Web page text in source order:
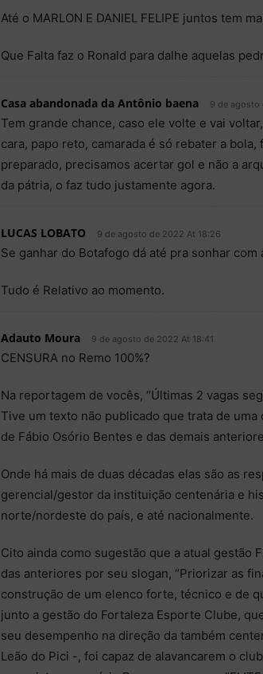
Até o MARLON E DANIEL FELIPE juntos tem
Que Falta faz o Ronald para dalhe aquelas
Casa abandonada da Antônio baena 9 de agosto
Tem grande chance, caso ele volte e vai
cara, papo reto, camarada é só rebater a
preparado, precisamos acertar gol e não a
da pátria, o faz tudo justamente agora.
LUCAS LOBATO 9 de agosto de 2022 At 18:26
Se ganhar do Botafogo dá até pra sonhar
Tudo é Relativo ao momento.
Adauto Moura 9 de agosto de 2022 At 18:41
CENSURA no Remo 100%?
Na reportagem de vocês, “Últimas 2 vagas
Tive um texto não publicado que trata de
de Fábio Osório Bentes e das demais
Onde há mais de duas décadas elas são as
gerencial/gestor da instituição centenária e
norte/nordeste do país, e até nacionalmente.
Cito ainda como sugestão que a atual gestão
das anteriores por seu slogan, “Priorizar as
construção de um elenco forte, técnico e de
junto a gestão do Fortaleza Esporte Clube,
seu desempenho na direção da também
Leão do Pici -, foi capaz de alavancarem o